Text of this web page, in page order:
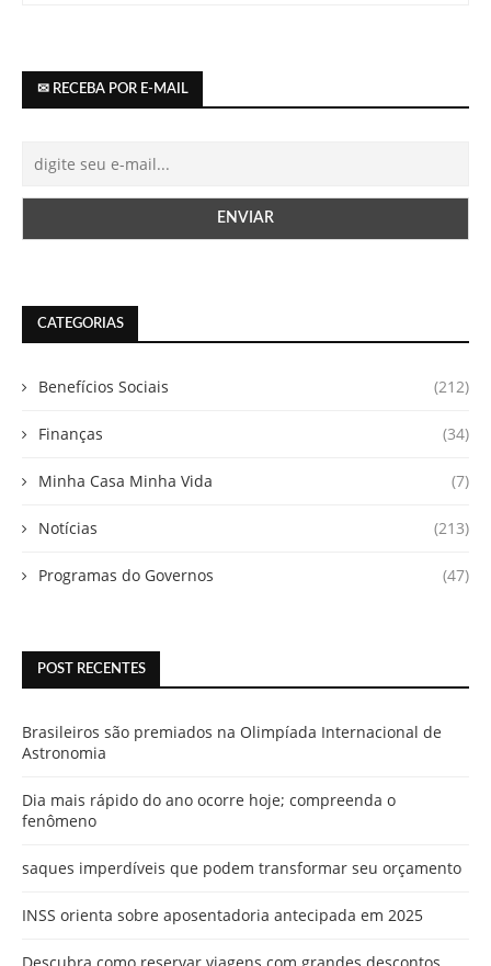
✉ RECEBA POR E-MAIL
CATEGORIAS
Benefícios Sociais (212)
Finanças (34)
Minha Casa Minha Vida (7)
Notícias (213)
Programas do Governos (47)
POST RECENTES
Brasileiros são premiados na Olimpíada Internacional de
Astronomia
Dia mais rápido do ano ocorre hoje; compreenda o
fenômeno
saques imperdíveis que podem transformar seu orçamento
INSS orienta sobre aposentadoria antecipada em 2025